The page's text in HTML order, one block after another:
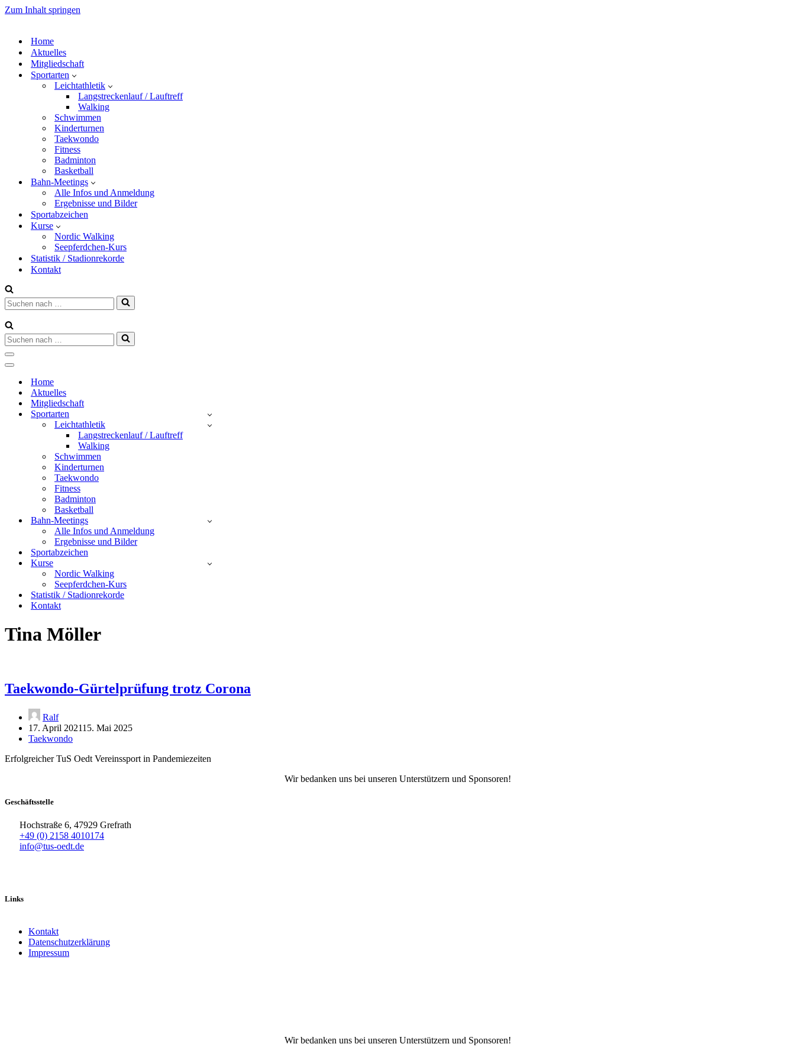
Zum Inhalt springen
Home
Aktuelles
Mitgliedschaft
Sportarten
Leichtathletik
Langstreckenlauf / Lauftreff
Walking
Schwimmen
Kinderturnen
Taekwondo
Fitness
Badminton
Basketball
Bahn-Meetings
Alle Infos und Anmeldung
Ergebnisse und Bilder
Sportabzeichen
Kurse
Nordic Walking
Seepferdchen-Kurs
Statistik / Stadionrekorde
Kontakt
Suchen
nach …
Suchen
nach …
Navigationsmenü
Navigationsmenü
Home
Aktuelles
Mitgliedschaft
Sportarten
Leichtathletik
Langstreckenlauf / Lauftreff
Walking
Schwimmen
Kinderturnen
Taekwondo
Fitness
Badminton
Basketball
Bahn-Meetings
Alle Infos und Anmeldung
Ergebnisse und Bilder
Sportabzeichen
Kurse
Nordic Walking
Seepferdchen-Kurs
Statistik / Stadionrekorde
Kontakt
Tina Möller
Taekwondo-Gürtelprüfung trotz Corona
Ralf
17. April 202115. Mai 2025
Taekwondo
Erfolgreicher TuS Oedt Vereinssport in Pandemiezeiten
Wir bedanken uns bei unseren Unterstützern und Sponsoren!
Geschäftsstelle
Hochstraße 6, 47929 Grefrath
+49 (0) 2158 4010174
info@tus-oedt.de
Links
Kontakt
Datenschutzerklärung
Impressum
Wir bedanken uns bei unseren Unterstützern und Sponsoren!